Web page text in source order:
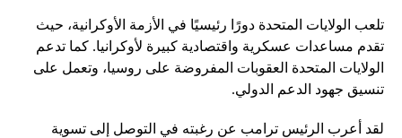
تلعب الولايات المتحدة دورًا رئيسيًا في الأزمة الأوكرانية، حيث
تقدم مساعدات عسكرية واقتصادية كبيرة لأوكرانيا. كما تدعم
الولايات المتحدة العقوبات المفروضة على روسيا، وتعمل على
تنسيق جهود الدعم الدولي.
لقد أعرب الرئيس ترامب عن رغبته في التوصل إلى تسوية